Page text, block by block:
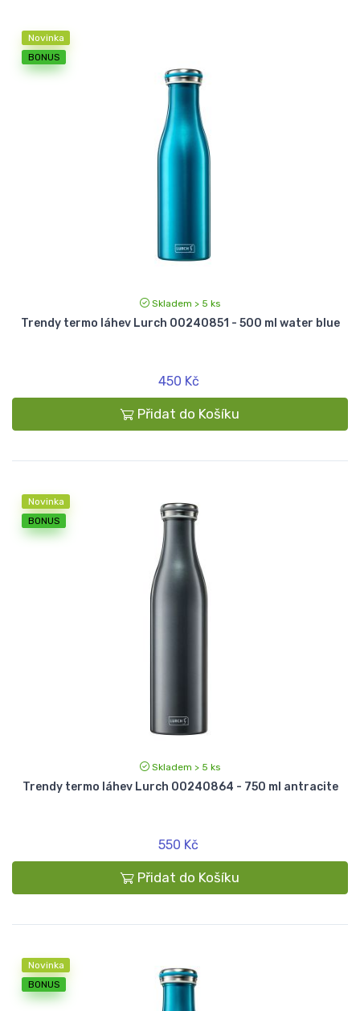
Novinka
BONUS
Skladem > 5 ks
Trendy termo láhev Lurch 00240851 - 500 ml water blue
450 Kč
Přidat do Košíku
Novinka
BONUS
Skladem > 5 ks
Trendy termo láhev Lurch 00240864 - 750 ml antracite
550 Kč
Přidat do Košíku
Novinka
BONUS